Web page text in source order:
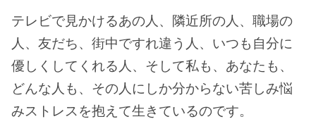
テレビで見かけるあの人、隣近所の人、職場の
人、友だち、街中ですれ違う人、いつも自分に
優しくしてくれる人、そして私も、あなたも、
どんな人も、その人にしか分からない苦しみ悩
みストレスを抱えて生きているのです。